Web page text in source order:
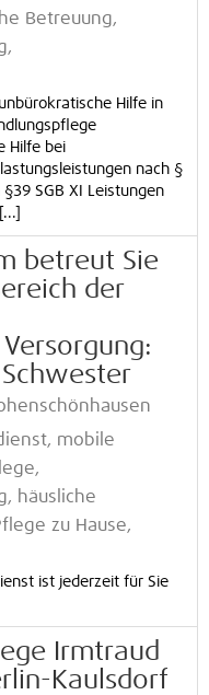
Betreuung,
Hilfe in
Hilfe bei
nach §
SGB XI Leistungen
betreut Sie
der
mobile
häusliche
zu Hause,
ist jederzeit für Sie
Irmtraud
Kaulsdorf